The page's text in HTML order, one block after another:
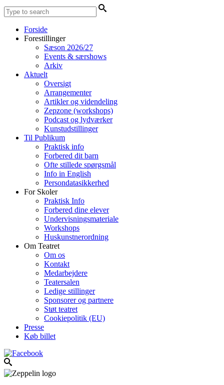
Forside
Forestillinger
Sæson 2026/27
Events & særshows
Arkiv
Aktuelt
Oversigt
Arrangementer
Artikler og videndeling
Zepzone (workshops)
Podcast og lydværker
Kunstudstillinger
Til Publikum
Praktisk info
Forbered dit barn
Ofte stillede spørgsmål
Info in English
Persondatasikkerhed
For Skoler
Praktisk Info
Forbered dine elever
Undervisningsmateriale
Workshops
Huskunstnerordning
Om Teatret
Om os
Kontakt
Medarbejdere
Teatersalen
Ledige stillinger
Sponsorer og partnere
Støt teatret
Cookiepolitik (EU)
Presse
Køb billet